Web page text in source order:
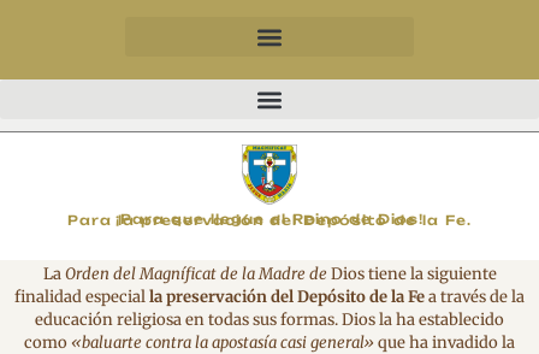
Para la preservación del Depósito de la Fe.
¡Para que llegue el Reino de Dios!
MAGNIFICAT
LaOrden del Magníficat de la Madre deDios tiene la siguiente
finalidad especialla preservación del Depósito de la Fea través de la
educación religiosa en todas sus formas. Dios la ha establecido
como «baluarte contra la apostasía casi general» que ha invadido la